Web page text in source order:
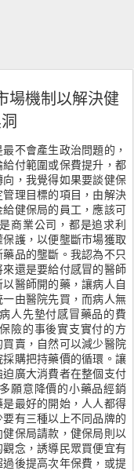
場機制以解決健
不會產生政治問題的，
付範圍或保費提升，都
，我覺得如果要談健保
理目標的項目，由解決
健保局的員工，應該可
商業公司，都是追求利
護，以便壟斷市場獲取
品的壟斷。我認為不只
還是要給付感冒的醫師
醫師開的藥，讓病人自
由醫院先買，而病人無
人先墊付感冒藥品的費
險的事後實支實付的方
賣，自然可以減少醫院
購把持藥價的循環。讓
廣大消費者在整個支付
願意降價的小藥品經銷
最好的開始，人人都得
有三種以上不同品牌的
保局請款，健保局則以
念，誘導民眾買便宜有
後提高次年保費，或提